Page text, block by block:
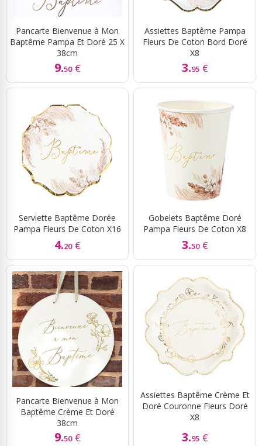
Pancarte Bienvenue à Mon
Baptême Pampa Et Doré 25 X
38cm
9.50 €
Assiettes Baptême Pampa
Fleurs De Coton Bord Doré
X8
3.95 €
Serviette Baptême Dorée
Pampa Fleurs De Coton X16
4.20 €
Gobelets Baptême Doré
Pampa Fleurs De Coton X8
3.50 €
Pancarte Bienvenue à Mon
Baptême Crème Et Doré
38cm
9.50 €
Assiettes Baptême Crème Et
Doré Couronne Fleurs Doré
X8
3.95 €